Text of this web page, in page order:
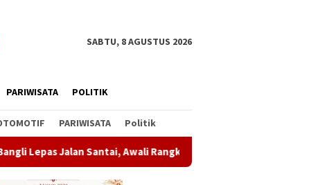
SABTU, 8 AGUSTUS 2026
PARIWISATA POLITIK
PARIWISATA Politik
Awali Rangkaian Peringatan HUT ke-81 Kemerdekaan RI